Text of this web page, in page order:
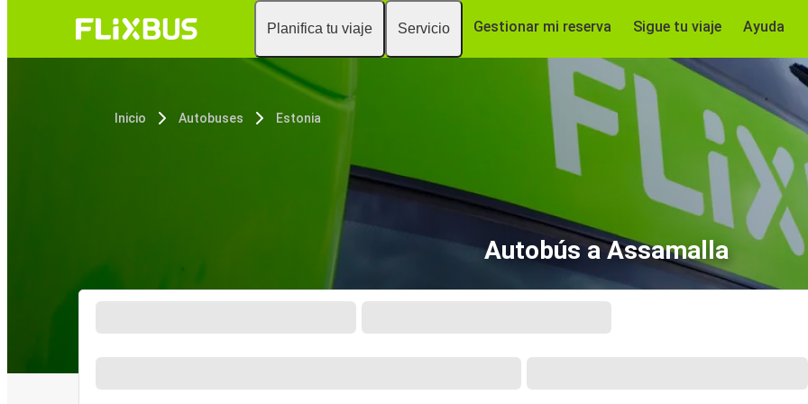
Planifica tu viaje Servicio Gestionar mi reserva Sigue tu viaje Ayuda
Inicio Autobuses Estonia
Autobús a Assamalla